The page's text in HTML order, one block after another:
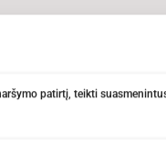
patirtį, teikti